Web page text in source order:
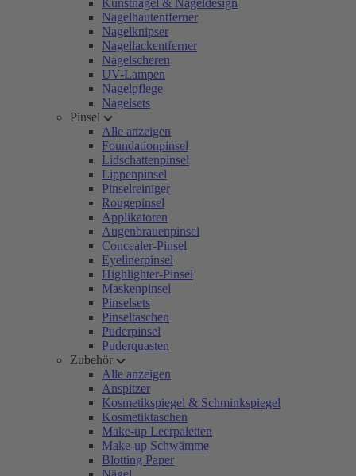
Kunstnägel & Nageldesign
Nagelhautentferner
Nagelknipser
Nagellackentferner
Nagelscheren
UV-Lampen
Nagelpflege
Nagelsets
Pinsel
Alle anzeigen
Foundationpinsel
Lidschattenpinsel
Lippenpinsel
Pinselreiniger
Rougepinsel
Applikatoren
Augenbrauenpinsel
Concealer-Pinsel
Eyelinerpinsel
Highlighter-Pinsel
Maskenpinsel
Pinselsets
Pinseltaschen
Puderpinsel
Puderquasten
Zubehör
Alle anzeigen
Anspitzer
Kosmetikspiegel & Schminkspiegel
Kosmetiktaschen
Make-up Leerpaletten
Make-up Schwämme
Blotting Paper